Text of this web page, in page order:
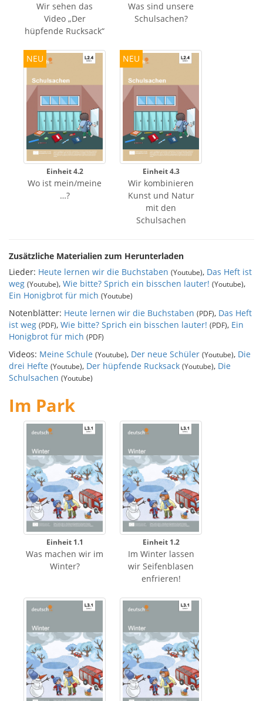
Wir sehen das
Video „Der
hüpfende Rucksack“
Was sind unsere
Schulsachen?
NEU
Einheit 4.2
Wo ist mein/meine
…?
NEU
Einheit 4.3
Wir kombinieren
Kunst und Natur
mit den
Schulsachen
Zusätzliche Materialien zum Herunterladen
Lieder: Heute lernen wir die Buchstaben (Youtube), Das Heft ist
weg (Youtube), Wie bitte? Sprich ein bisschen lauter! (Youtube),
Ein Honigbrot für mich (Youtube)
Notenblätter: Heute lernen wir die Buchstaben (PDF), Das Heft
ist weg (PDF), Wie bitte? Sprich ein bisschen lauter! (PDF), Ein
Honigbrot für mich (PDF)
Videos: Meine Schule (Youtube), Der neue Schüler (Youtube), Die
drei Hefte (Youtube), Der hüpfende Rucksack (Youtube), Die
Schulsachen (Youtube)
Im Park
Einheit 1.1
Was machen wir im
Winter?
Einheit 1.2
Im Winter lassen
wir Seifenblasen
enfrieren!